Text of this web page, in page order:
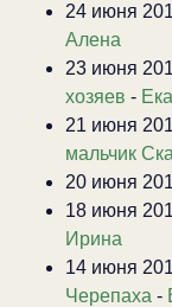
24 июня
Алена
23 июня
хозяев -
21 июня
мальчик
20 июня
18 июня
Ирина
14 июня
Черепаха -